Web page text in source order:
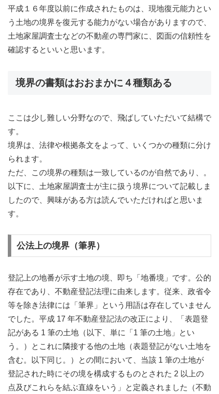
平成１６年度以前に作成されたものは、現地復元能力とい
う土地の境界を復元する能力がない場合がありますので、
土地家屋調査士などの不動産の専門家に、図面の信頼性を
確認するといいと思います。
境界の書類はおおまかに４種類ある
ここは少し難しい分野なので、飛ばしていただいて結構で
す。
境界は、法律や根拠条文をよって、いくつかの種類に分け
られます。
ただ、この境界の種類は一致しているのが自然であり、。
以下に、土地家屋調査士が主に扱う境界について記載しま
したので、興味がある方は読んでいただければと思いま
す。
公法上の境界（筆界）
登記上の地番が示す土地の境、即ち「地番境」です。公的
存在であり、不動産登記法理に由来します。従来、政省令
等を除き法律には「筆界」という用語は存在していません
でした。平成 17 年不動産登記法の改正により、「表題登
記がある 1 筆の土地（以下、単に「1 筆の土地」とい
う。）とこれに隣接する他の土地（表題登記がない土地を
含む。以下同じ。）との間において、当該 1 筆の土地が
登記された時にその境を構成するものとされた 2 以上の
点及びこれらを結ぶ直線をいう」と定義されました（不動